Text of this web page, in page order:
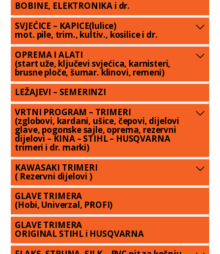
BOBINE, ELEKTRONIKA i dr.
SVJEĆICE – KAPICE(lulice)
mot. pile, trim., kultiv., kosilice i dr.
OPREMA I ALATI
(start uže, ključevi svjećica, karnisteri,
brusne ploče, šumar. klinovi, remeni)
LEŽAJEVI – SEMERINZI
VRTNI PROGRAM – TRIMERI
(zglobovi, kardani, ušice, čepovi, dijelovi
glave, pogonske sajle, oprema, rezervni
dijelovi – KINA – STIHL – HUSQVARNA
trimeri i dr. marki)
KAWASAKI TRIMERI
( Rezervni dijelovi )
GLAVE TRIMERA
(Hobi, Univerzal, PROFI)
GLAVE TRIMERA
ORIGINAL STIHL i HUSQVARNA